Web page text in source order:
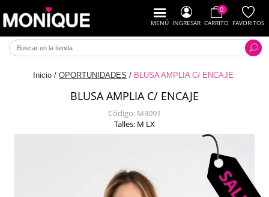
MENÚ INGRESAR
0
CARRITO FAVORITOS
Inicio / OPORTUNIDADES / BLUSA AMPLIA C/ ENCAJE
BLUSA AMPLIA C/ ENCAJE
Código: M3091
Talles: M LX